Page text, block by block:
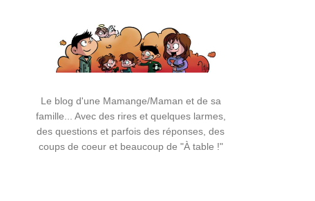
Le blog d'une Mamange/Maman et de sa
famille... Avec des rires et quelques larmes,
des questions et parfois des réponses, des
coups de coeur et beaucoup de "À table !"